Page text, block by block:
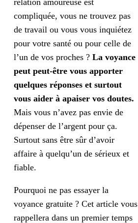
compliquée, vous ne trouvez pas
de travail ou vous vous inquiétez
pour votre santé ou pour celle de
l’un de vos proches ? La voyance
peut peut-être vous apporter
quelques réponses et surtout
vous aider à apaiser vos doutes.
Mais vous n’avez pas envie de
dépenser de l’argent pour ça.
Surtout sans être sûr d’avoir
affaire à quelqu’un de sérieux et
fiable.
Pourquoi ne pas essayer la
voyance gratuite ? Cet article vous
rappellera dans un premier temps